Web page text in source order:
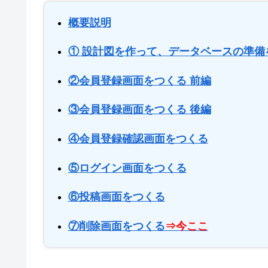
概要説明
① 設計図を作って、データベースの準備
②会員登録画面をつくる 前編
③会員登録画面をつくる 後編
④会員登録確認画面をつくる
⑤ログイン画面をつくる
⑥投稿画面をつくる
⑦削除画面をつくる⇒今ここ